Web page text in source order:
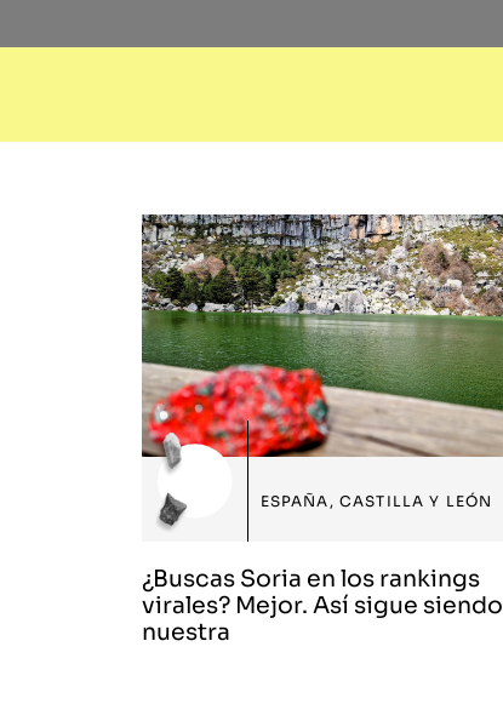
ESPAÑA , CASTILLA Y LEÓN
¿Buscas Soria en los rankings
virales? Mejor. Así sigue siendo
nuestra